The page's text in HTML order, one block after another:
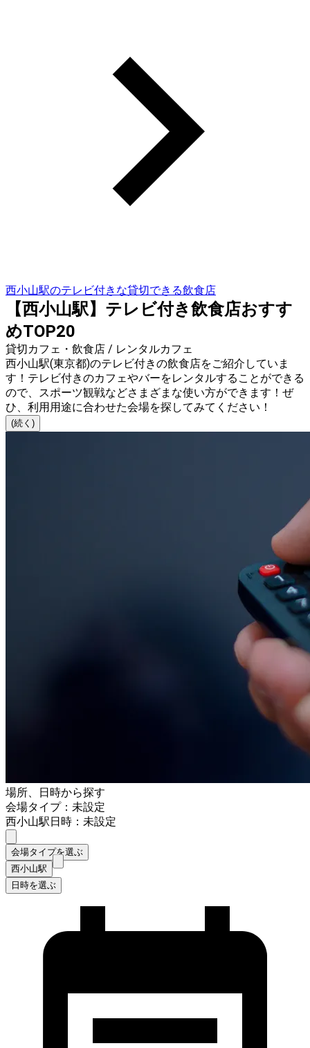
西小山駅のテレビ付きな貸切できる飲食店
【西小山駅】テレビ付き飲食店おすす
めTOP20
貸切カフェ・飲食店 / レンタルカフェ
西小山駅(東京都)のテレビ付きの飲食店をご紹介していま
す！テレビ付きのカフェやバーをレンタルすることができる
ので、スポーツ観戦などさまざまな使い方ができます！ぜ
ひ、利用用途に合わせた会場を探してみてください！
(続く)
場所、日時から探す
会場タイプ：未設定
西小山駅日時：未設定
会場タイプを選ぶ
西小山駅
日時を選ぶ